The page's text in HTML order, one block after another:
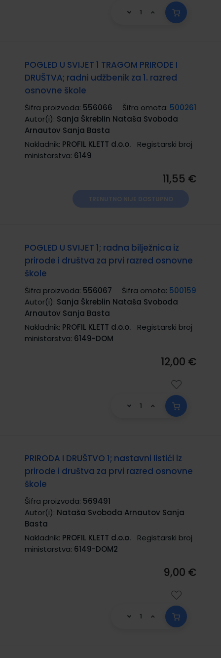
POGLED U SVIJET 1 TRAGOM PRIRODE I
DRUŠTVA; radni udžbenik za 1. razred
osnovne škole
Šifra proizvoda: 556066 Šifra omota: 500261
Autor(i): Sanja Škreblin Nataša Svoboda
Arnautov Sanja Basta
Nakladnik: PROFIL KLETT d.o.o.
Registarski broj
ministarstva: 6149
11,55 €
POGLED U SVIJET 1; radna bilježnica iz
prirode i društva za prvi razred osnovne
škole
Šifra proizvoda: 556067 Šifra omota: 500159
Autor(i): Sanja Škreblin Nataša Svoboda
Arnautov Sanja Basta
Nakladnik: PROFIL KLETT d.o.o.
Registarski broj
ministarstva: 6149-DOM
12,00 €
PRIRODA I DRUŠTVO 1; nastavni listići iz
prirode i društva za prvi razred osnovne
škole
Šifra proizvoda: 569491
Autor(i): Nataša Svoboda Arnautov Sanja
Basta
Nakladnik: PROFIL KLETT d.o.o.
Registarski broj
ministarstva: 6149-DOM2
9,00 €